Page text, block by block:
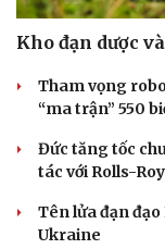
Doanh nhân
Vì cộng đồng
Kho đạn dược
Tham vọng
“ma trận” 550
Đức tăng tốc
tác với Rolls-
Tên lửa đạn
Ukraine